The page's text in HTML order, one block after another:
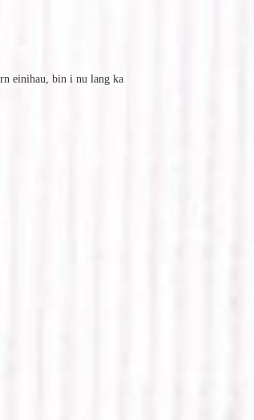
einihau, bin i nu lang ka